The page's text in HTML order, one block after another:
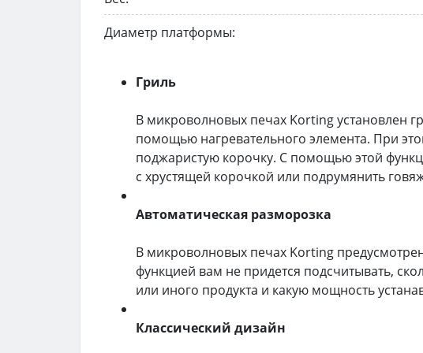
Диаметр платформы:
Гриль
В микроволновых печах Korting установлен
помощью нагревательного элемента. При
поджаристую корочку. С помощью этой
с хрустящей корочкой или подрумянить
Автоматическая разморозка
В микроволновых печах Korting
функцией вам не придется подсчитывать,
или иного продукта и какую мощность
Классический дизайн